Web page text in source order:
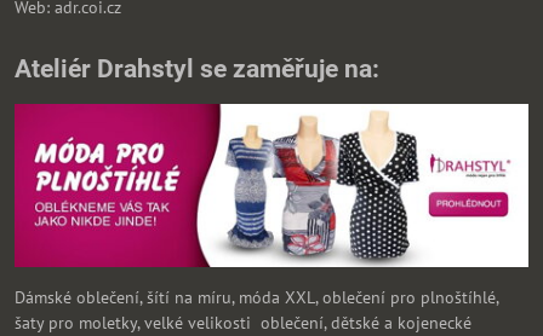
Web: adr.coi.cz
Ateliér Drahstyl se zaměřuje na:
Dámské oblečení, šítí na míru, móda XXL, oblečení pro plnoštíhlé,
šaty pro moletky, velké velikosti oblečení, dětské a kojenecké